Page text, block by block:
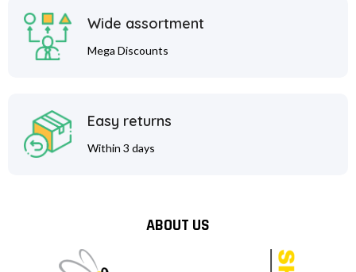
Wide assortment
Mega Discounts
Easy returns
Within 3 days
ABOUT US